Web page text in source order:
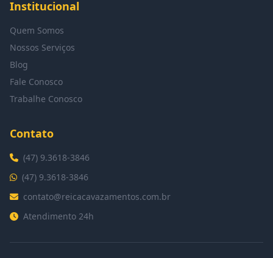
Institucional
Quem Somos
Nossos Serviços
Blog
Fale Conosco
Trabalhe Conosco
Contato
(47) 9.3618-3846
(47) 9.3618-3846
contato@reicacavazamentos.com.br
Atendimento 24h